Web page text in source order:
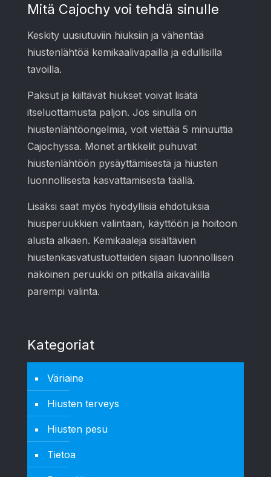
Mitä Cajochy voi tehdä sinulle
Keskity uusiutuviin hiuksiin ja vähentää
hiustenlähtöä kemikaalivapailla ja edullisilla
tavoilla.
Paksut ja kiiltävät hiukset voivat lisätä
itseluottamusta paljon. Jos sinulla on
hiustenlähtöongelmia, voit viettää 5 minuuttia
Cajochyssa. Monet artikkelit puhuvat
hiustenlähtöön pysäyttämisestä ja hiusten
luonnollisesta kasvattamisesta täällä.
Lisäksi saat myös hyödyllisiä ehdotuksia
hiusperuukkien valintaan, käyttöön ja hoitoon
alusta alkaen. Kemikaaleja sisältävien
hiustenkasvatustuotteiden sijaan luonnollisen
näköinen peruukki on pitkällä aikavälillä
parempi valinta.
Kategoriat
Väriaine
Hiusten terveys
Hiusten pesu
Tietoa